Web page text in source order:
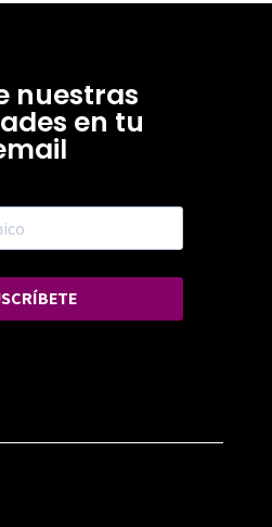
nuestras
en tu